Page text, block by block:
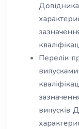
Перелік
випусків